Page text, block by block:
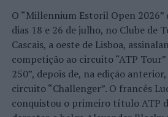
O “Millennium Estoril Open
dias 18 e 26 de julho, no Clube de
Cascais, a oeste de Lisboa,
competição ao circuito “ATP
250”, depois de, na edição
circuito “Challenger”. O francês
conquistou o primeiro título ATP